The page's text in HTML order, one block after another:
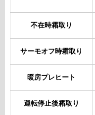
不在時霜取り
サーモオフ時霜取り
暖房プレヒート
運転停止後霜取り